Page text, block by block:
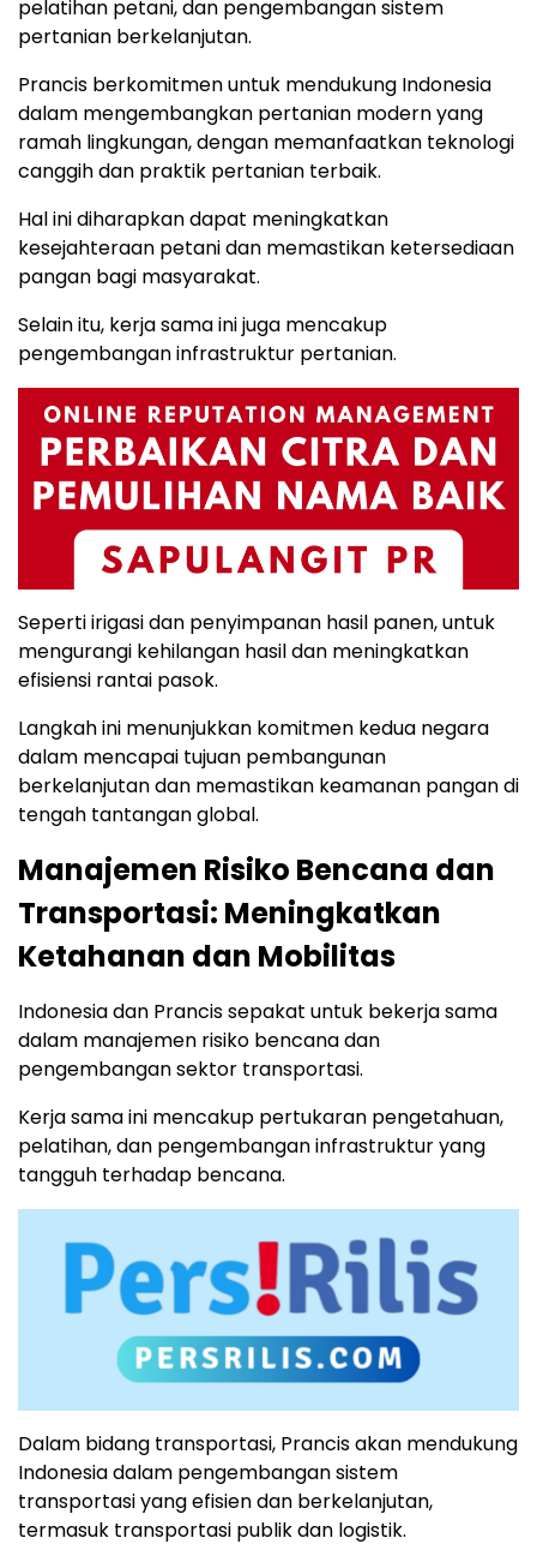
pelatihan petani, dan pengembangan sistem
pertanian berkelanjutan.
Prancis berkomitmen untuk mendukung Indonesia
dalam mengembangkan pertanian modern yang
ramah lingkungan, dengan memanfaatkan teknologi
canggih dan praktik pertanian terbaik.
Hal ini diharapkan dapat meningkatkan
kesejahteraan petani dan memastikan ketersediaan
pangan bagi masyarakat.
Selain itu, kerja sama ini juga mencakup
pengembangan infrastruktur pertanian.
Seperti irigasi dan penyimpanan hasil panen, untuk
mengurangi kehilangan hasil dan meningkatkan
efisiensi rantai pasok.
Langkah ini menunjukkan komitmen kedua negara
dalam mencapai tujuan pembangunan
berkelanjutan dan memastikan keamanan pangan di
tengah tantangan global.
Manajemen Risiko Bencana dan
Transportasi: Meningkatkan
Ketahanan dan Mobilitas
Indonesia dan Prancis sepakat untuk bekerja sama
dalam manajemen risiko bencana dan
pengembangan sektor transportasi.
Kerja sama ini mencakup pertukaran pengetahuan,
pelatihan, dan pengembangan infrastruktur yang
tangguh terhadap bencana.
Dalam bidang transportasi, Prancis akan mendukung
Indonesia dalam pengembangan sistem
transportasi yang efisien dan berkelanjutan,
termasuk transportasi publik dan logistik.